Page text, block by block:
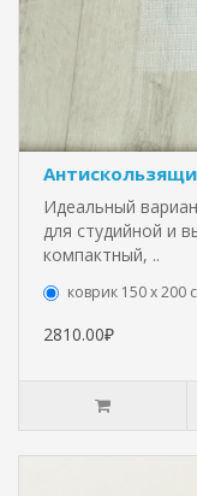
Идеальный
для студийной и
компактный, ..
коврик 150 х 200
2810.00₽